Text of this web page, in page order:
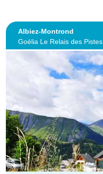
Albiez-Montrond
Goélia Le Relais des Pistes